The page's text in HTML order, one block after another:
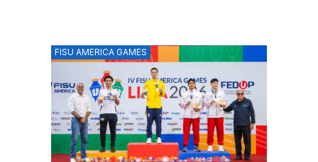
FISU AMERICA GAMES